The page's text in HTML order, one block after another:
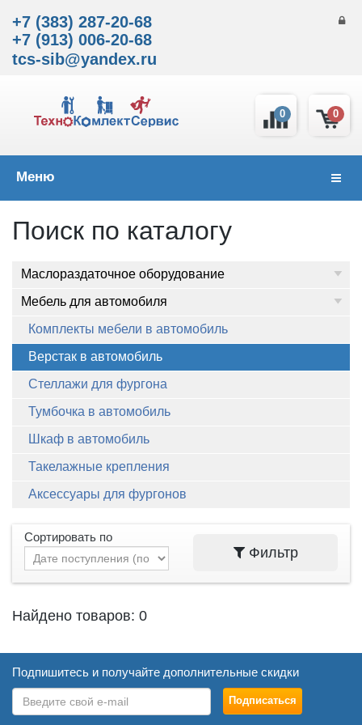
+7 (383) 287-20-68
+7 (913) 006-20-68
tcs-sib@yandex.ru
0
0
Меню
Поиск по каталогу
Маслораздаточное оборудование
Мебель для автомобиля
Комплекты мебели в автомобиль
Верстак в автомобиль
Стеллажи для фургона
Тумбочка в автомобиль
Шкаф в автомобиль
Такелажные крепления
Аксессуары для фургонов
Сортировать по
Фильтр
Найдено товаров: 0
Подпишитесь и получайте дополнительные скидки